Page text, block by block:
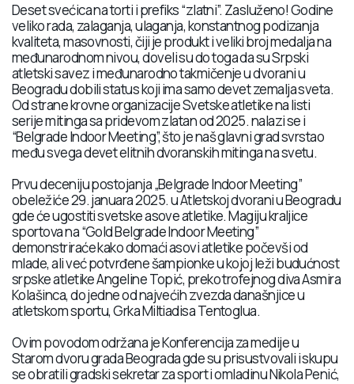
Deset svećica na torti i prefiks “zlatni”. Zasluženo! Godine
veliko rada, zalaganja, ulaganja, konstantnog podizanja
kvaliteta, masovnosti, čiji je produkt i veliki broj medalja na
međunarodnom nivou, doveli su do toga da su Srpski
atletski savez i međunarodno takmičenje u dvorani u
Beogradu dobili status koji ima samo devet zemalja sveta.
Od strane krovne organizacije Svetske atletike na listi
serije mitinga sa pridevom zlatan od 2025. nalazi se i
“Belgrade Indoor Meeting”, što je naš glavni grad svrstao
među svega devet elitnih dvoranskih mitinga na svetu.
Prvu deceniju postojanja „Belgrade Indoor Meeting”
obeležiće 29. januara 2025. u Atletskoj dvorani u Beogradu
gde će ugostiti svetske asove atletike. Magiju kraljice
sportova na “Gold Belgrade Indoor Meeting”
demonstriraće kako domaći asovi atletike počevši od
mlade, ali već potvrđene šampionke u kojoj leži budućnost
srpske atletike Angeline Topić, preko trofejnog diva Asmira
Kolašinca, do jedne od najvećih zvezda današnjice u
atletskom sportu, Grka Miltiadisa Tentoglua.
Ovim povodom održana je Konferencija za medije u
Starom dvoru grada Beograda gde su prisustvovali i skupu
se obratili gradski sekretar za sport i omladinu Nikola Penić,